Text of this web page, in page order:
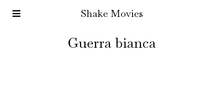
Shake Movies
Guerra bianca